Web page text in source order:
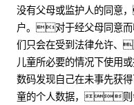
没有父母或监护人的同意
户。对于经父母同意
们只会在受到法律允许、
儿童所必要的情况下使用
数码发现自己在未事先获
童的个人数据，则